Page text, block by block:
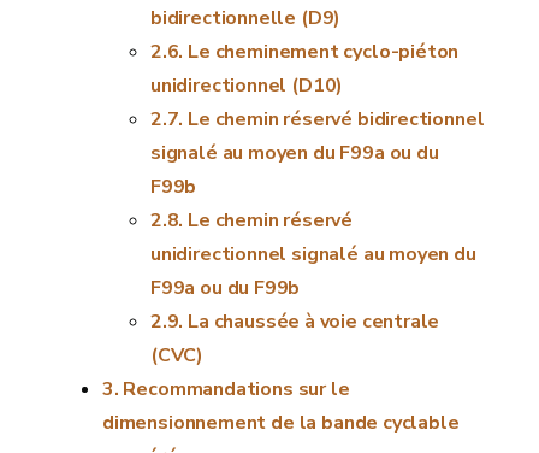
bidirectionnelle (D9)
Le cheminement cyclo-piéton
unidirectionnel (D10)
Le chemin réservé bidirectionnel
signalé au moyen du F99a ou du
F99b
Le chemin réservé
unidirectionnel signalé au moyen du
F99a ou du F99b
La chaussée à voie centrale
(CVC)
Recommandations sur le
dimensionnement de la bande cyclable